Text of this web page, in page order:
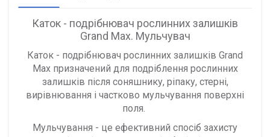
Каток - подрібнювач рослинних залишків
Grand Max. Мульчувач
Каток - подрібнювач рослинних залишків Grand
Max призначений для подріблення рослинних
залишків після соняшнику, ріпаку, стерні,
вирівнювання і частково мульчування поверхні
поля.
Мульчування - це ефективний спосіб захисту